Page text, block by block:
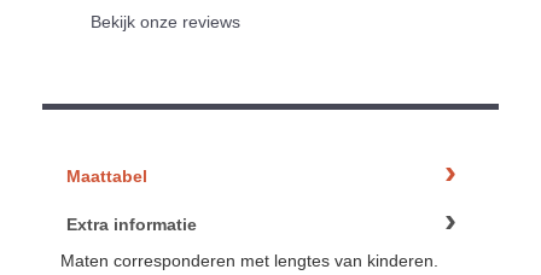
Bekijk onze reviews
Maattabel
Extra informatie
Maten corresponderen met lengtes van kinderen.